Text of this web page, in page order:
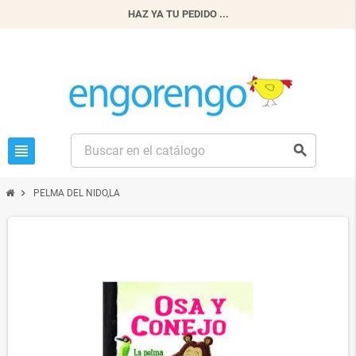
HAZ YA TU PEDIDO ...
view_headline search
chevron_right PELMA DEL NIDO,LA